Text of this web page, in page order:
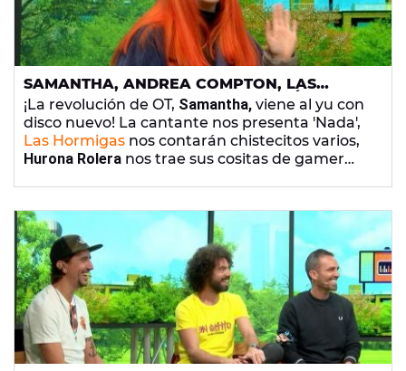
SAMANTHA, ANDREA COMPTON, LAS
HORMIGAS, HURONA ROLERA Y MÁS EN 'YU,
NO TE PIERDAS NADA' (18/11/2020)
¡La revolución de OT, Samantha, viene al yu con
disco nuevo! La cantante nos presenta 'Nada',
Las Hormigas nos contarán chistecitos varios,
Hurona Rolera nos trae sus cositas de gamer
frenar la LGTBI fobia... ¡Y de paso nos
recomienda unas series! ¡Dale que ya estamos
en el ecuador de la semana!